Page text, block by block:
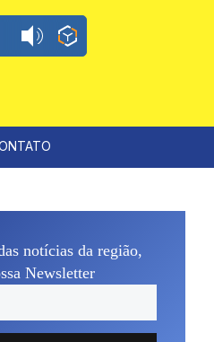
notícias da região,
Newsletter